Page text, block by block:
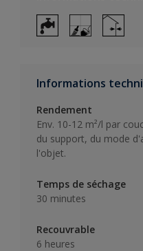
Informations
Rendement
Env. 10-12 m²/l par
du support, du mode
l'objet.
Temps de séchage
30 minutes
Recouvrable
6 heures